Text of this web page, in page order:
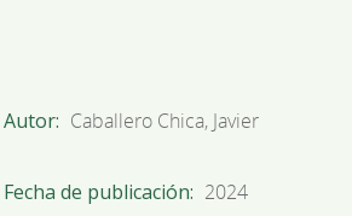
Autor Caballero Chica, Javier
Fecha de publicación 2024